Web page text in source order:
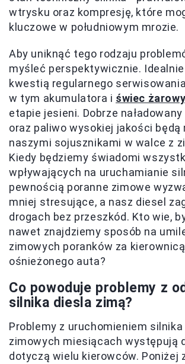
wtrysku oraz kompresję, które
kluczowe w południowym mrozie.
Aby uniknąć tego rodzaju
myśleć perspektywicznie.
kwestią regularnego
w tym akumulatora i świec
etapie jesieni. Dobrze
oraz paliwo wysokiej jakości będą
naszymi sojusznikami w walce z
Kiedy będziemy świadomi
wpływających na uruchamianie
pewnością poranne zimowe
mniej stresujące, a nasz diesel
drogach bez przeszkód. Kto wie,
nawet znajdziemy sposób na
zimowych poranków za
ośnieżonego auta?
Co powoduje problemy z
silnika diesla zimą?
Problemy z uruchomieniem
zimowych miesiącach występują
dotyczą wielu kierowców. Poniżej